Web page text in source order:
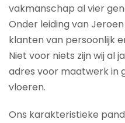
vakmanschap al vier
Onder leiding van
klanten van persoonlijk
Niet voor niets zijn wij al
adres voor maatwerk in
vloeren.
Ons karakteristieke